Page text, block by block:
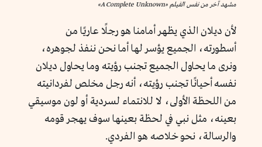
مشهد آخر من نفس الفيلم «A Complete Unknown»
لأن ديلان الذي يظهر أمامنا هو رجلًا عاريًا من
أسطورته، الجميع يؤسر لها أما نحن ننفذ لجوهره،
ونرى ما يحاول الجميع تجنب رؤيته وما يحاول ديلان
نفسه أحيانًا تجنب رؤيته، أنه رجل مخلص لفردانيته
من اللحظة الأولى، لا للانتماء لسردية أو لون موسيقي
بعينه، مثل نبي في لحظة بعينها سوف يهجر قومه
والرسالة، نحو خلاصه هو الفردي.